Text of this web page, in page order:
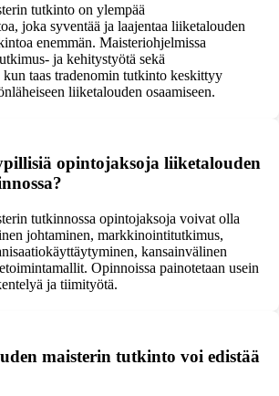
tutkinto on ylempää
joka syventää ja laajentaa liiketalouden
enemmän. Maisteriohjelmissa
ja kehitystyötä sekä
kun taas tradenomin tutkinto keskittyy
liiketalouden osaamiseen.
opintojaksoja liiketalouden
tutkinnossa opintojaksoja voivat olla
johtaminen, markkinointitutkimus,
kansainvälinen
Opinnoissa painotetaan usein
ja tiimityötä.
maisterin tutkinto voi edistää